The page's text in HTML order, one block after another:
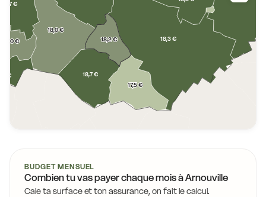
17,5 €
18,7 €
18,3 €
18,0 €
€
18,7 €
18,0 €
18,2 €
BUDGET MENSUEL
Combien tu vas payer chaque mois àArnouville
Cale ta surface et ton assurance, on fait le calcul.